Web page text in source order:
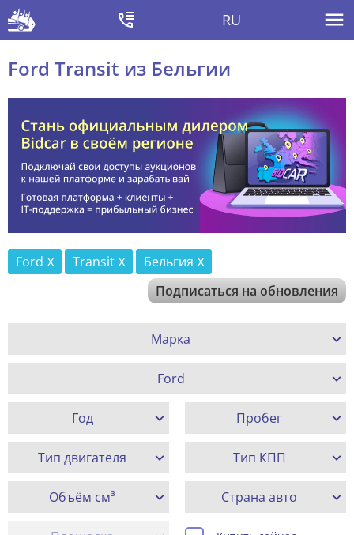
RU
Ford Transit из Бельгии
Ford Transit
Бельгия
Подписаться на обновления
Марка
Ford
Год Пробег
Тип двигателя Тип КПП
Объём см³ Страна авто